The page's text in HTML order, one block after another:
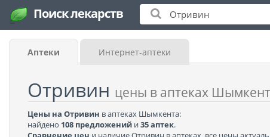
Поиск лекарств
Аптеки Интернет-аптеки
Отривин цены в аптеках
Цены на Отривин в аптеках Шымкента:
найдено 108 предложений и35 аптек.